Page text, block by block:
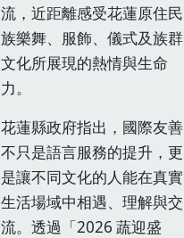
流，近距離感受花蓮原住民
族樂舞、服飾、儀式及族群
文化所展現的熱情與生命
力。
花蓮縣政府指出，國際友善
不只是語言服務的提升，更
是讓不同文化的人能在真實
生活場域中相遇、理解與交
流。透過「2026 蔬迎盛